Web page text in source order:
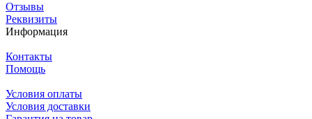
Отзывы
Реквизиты
Информация
Контакты
Помощь
Условия оплаты
Условия доставки